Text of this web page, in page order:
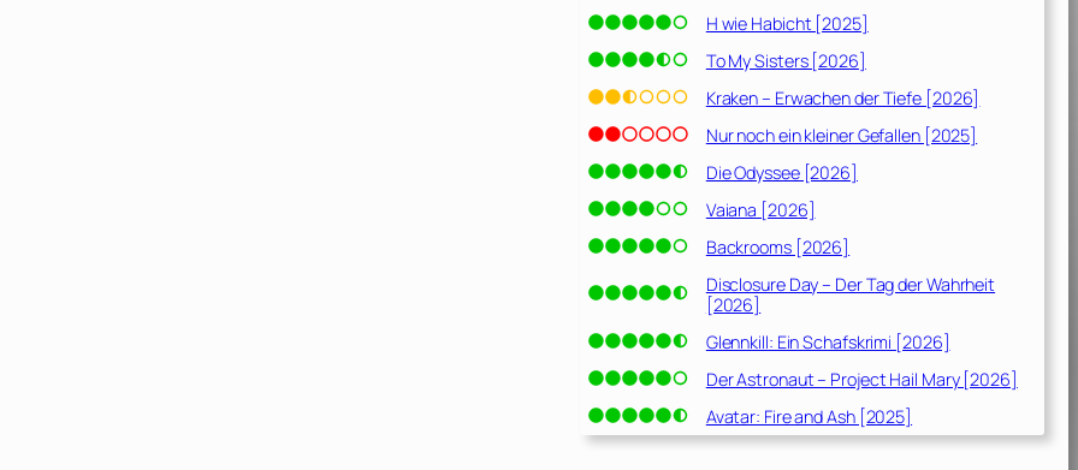
H wie Habicht [2025]
To My Sisters [2026]
Kraken – Erwachen der Tiefe [2026]
Nur noch ein kleiner Gefallen [2025]
Die Odyssee [2026]
Vaiana [2026]
Backrooms [2026]
Disclosure Day – Der Tag der Wahrheit
[2026]
Glennkill: Ein Schafskrimi [2026]
Der Astronaut – Project Hail Mary [2026]
Avatar: Fire and Ash [2025]